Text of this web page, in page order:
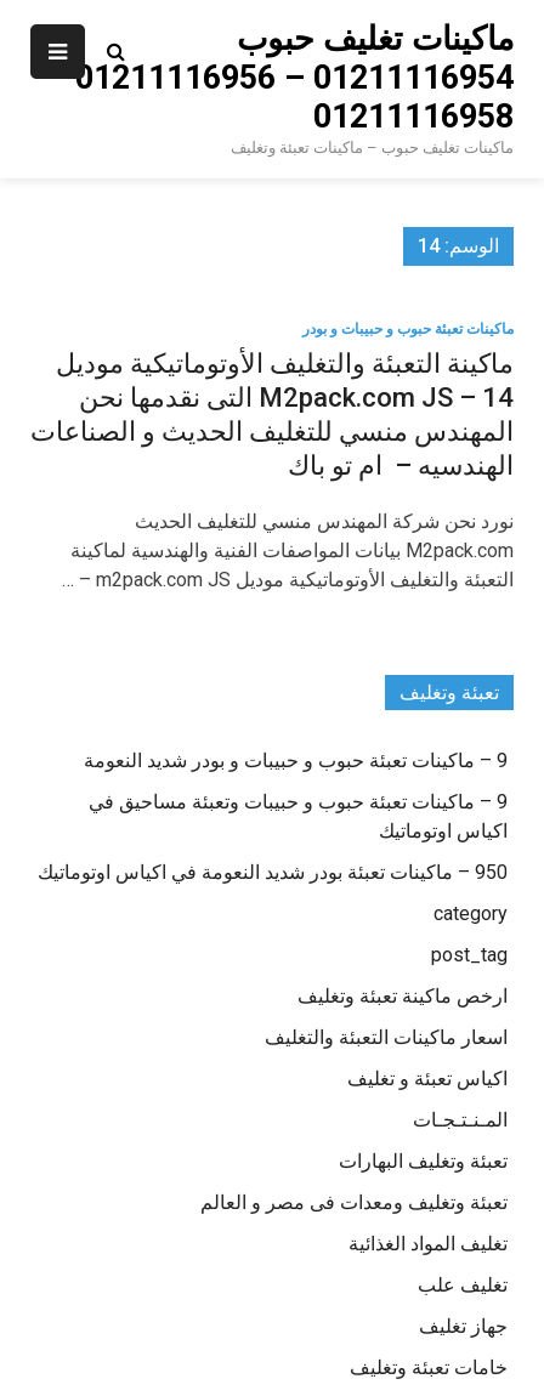
content
ماكينات تغليف حبوب
01211116954 – 01211116956 –
01211116958
ماكينات تغليف حبوب – ماكينات تعبئة وتغليف
الوسم:14
ماكينات تعبئة حبوب و حبيبات و بودر
ماكينة التعبئة والتغليف الأوتوماتيكية موديل
M2pack.com JS – 14 التى نقدمها نحن
المهندس منسي للتغليف الحديث و الصناعات
الهندسيه – ام تو باك
نورد نحن شركة المهندس منسي للتغليف الحديث
M2pack.com بيانات المواصفات الفنية والهندسية لماكينة
التعبئة والتغليف الأوتوماتيكية موديل m2pack.com JS – …
تعبئة وتغليف
9 – ماكينات تعبئة حبوب و حبيبات و بودر شديد النعومة
9 – ماكينات تعبئة حبوب و حبيبات وتعبئة مساحيق في
اكياس اوتوماتيك
950 – ماكينات تعبئة بودر شديد النعومة في اكياس اوتوماتيك
category
post_tag
ارخص ماكينة تعبئة وتغليف
اسعار ماكينات التعبئة والتغليف
اكياس تعبئة و تغليف
المـنـتـجـات
تعبئة وتغليف البهارات
تعبئة وتغليف ومعدات فى مصر و العالم
تغليف المواد الغذائية
تغليف علب
جهاز تغليف
خامات تعبئة وتغليف